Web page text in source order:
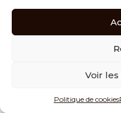
Voir
Politique de cookies
contact@bhg-for-
Liens Utiles